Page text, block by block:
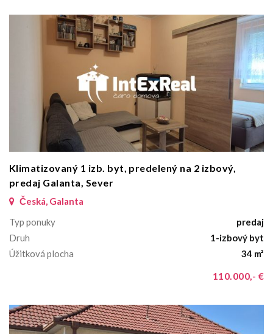
Klimatizovaný 1 izb. byt, predelený na 2 izbový,
predaj Galanta, Sever
Česká, Galanta
Typ ponuky
predaj
Druh
1-izbový byt
Úžitková plocha
34 m²
110.000,- €